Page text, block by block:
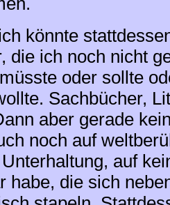
könnte
die ich noch nicht
oder sollte
Sachbücher,
aber gerade
noch auf
auf
habe, die sich